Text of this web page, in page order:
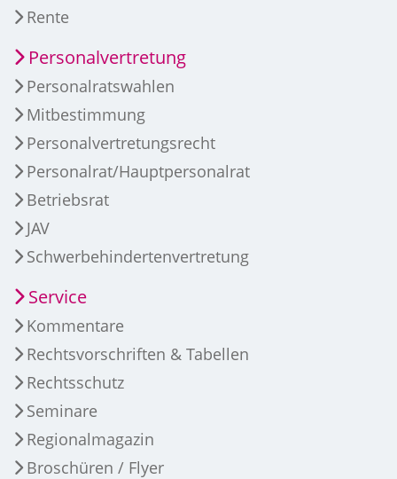
Rente
Personalvertretung
Personalratswahlen
Mitbestimmung
Personalvertretungsrecht
Personalrat/Hauptpersonalrat
Betriebsrat
JAV
Schwerbehindertenvertretung
Service
Kommentare
Rechtsvorschriften & Tabellen
Rechtsschutz
Seminare
Regionalmagazin
Broschüren / Flyer